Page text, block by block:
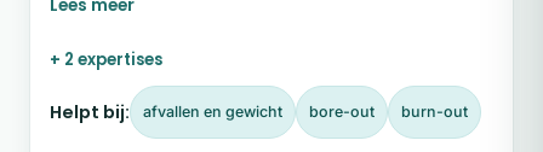
werkdruk, chronische stress of het gevoel altijd
staat het versterken van mentale veerkracht
+ 2 expertises
Helpt bij: afvallen en gewicht bore-out burn-out